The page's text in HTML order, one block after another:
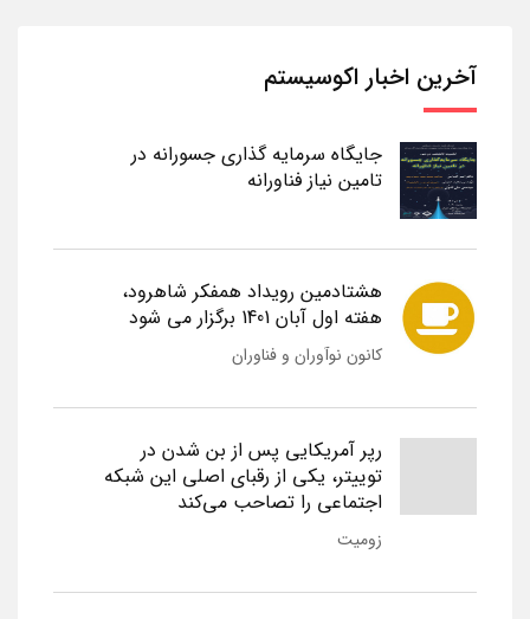
آخرین اخبار اکوسیستم
جایگاه سرمایه گذاری جسورانه در
تامین نیاز فناورانه
هشتادمین رویداد همفکر شاهرود،
هفته اول آبان 1401 برگزار می شود
کانون نوآوران و فناوران
رپر آمریکایی پس از بن شدن در
توییتر، یکی از رقبای اصلی این شبکه
اجتماعی را تصاحب می‌کند
زومیت